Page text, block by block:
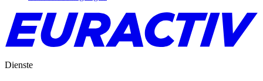
Dienste